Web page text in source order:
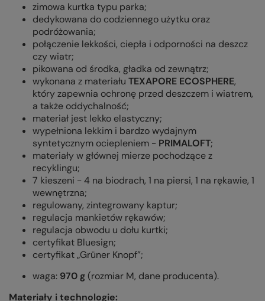
zimowa kurtka typu parka;
dedykowana do codziennego użytku oraz
podróżowania;
połączenie lekkości, ciepła i odporności na deszcz
czy wiatr;
pikowana od środka, gładka od zewnątrz;
wykonana z materiału TEXAPORE ECOSPHERE,
który zapewnia ochronę przed deszczem i wiatrem,
a także oddychalność;
materiał jest lekko elastyczny;
wypełniona lekkim i bardzo wydajnym
syntetycznym ociepleniem - PRIMALOFT;
materiały w głównej mierze pochodzące z
recyklingu;
7 kieszeni - 4 na biodrach, 1 na piersi, 1 na rękawie, 1
wewnętrzna;
regulowany, zintegrowany kaptur;
regulacja mankietów rękawów;
regulacja obwodu u dołu kurtki;
certyfikat Bluesign;
certyfikat „Grüner Knopf”;
waga: 970 g(rozmiar M, dane producenta).
Materiały i technologie: